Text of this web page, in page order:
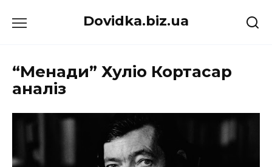
до
Dovidka.biz.ua
“Менади” Хуліо Кортасар
аналіз